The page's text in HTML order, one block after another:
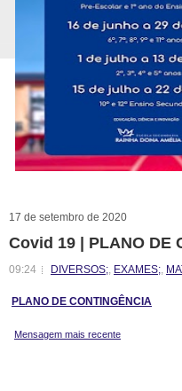
17 de setembro de 2020
Covid 19 | PLANO DE
09:24 DIVERSOS;, EXAMES;,
PLANO DE CONTINGÊNCIA
Mensagem mais recente